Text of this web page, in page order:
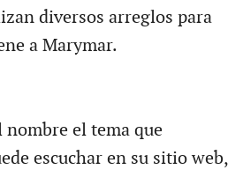
diversos arreglos para
a Marymar.
nombre el tema que
escuchar en su sitio web,